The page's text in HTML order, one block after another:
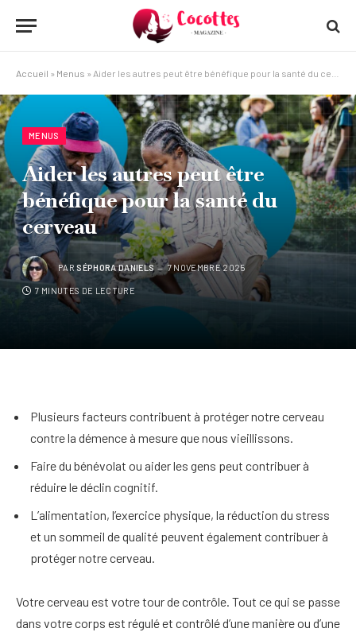
Accueil » Menus » Aider les autres peut être bénéfique pour la santé du cerveau
MENUS
Aider les autres peut être
bénéfique pour la santé du
cerveau
PAR SÉPHORA DANIELS 7 NOVEMBRE 2025
7 MINUTES DE LECTURE
Plusieurs facteurs contribuent à protéger notre cerveau
contre la démence à mesure que nous vieillissons.
Faire du bénévolat ou aider les gens peut contribuer à
réduire le déclin cognitif.
L’alimentation, l’exercice physique, la réduction du stress
et un sommeil de qualité peuvent également contribuer à
protéger notre cerveau.
Votre cerveau est votre tour de contrôle. Tout ce qui se passe
dans votre corps est régulé et contrôlé d’une manière ou d’une